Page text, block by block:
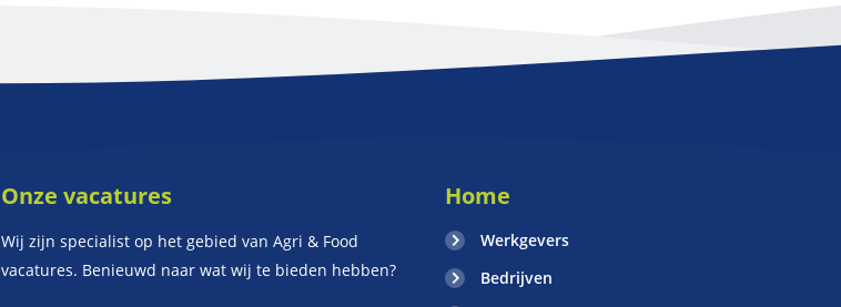
Onze vacatures
Wij zijn specialist op het gebied van Agri & Food
vacatures. Benieuwd naar wat wij te bieden hebben?
Home
Werkgevers
Bedrijven